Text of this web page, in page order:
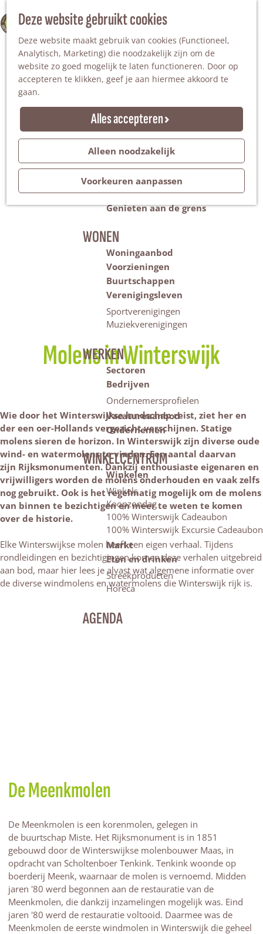
Deze website gebruikt cookies
Deze website maakt gebruik van cookies (Functioneel,
Analytisch, Marketing) die noodzakelijk zijn om de
website zo goed mogelijk te laten functioneren. Door op
accepteren te klikken, geef je aan hiermee akkoord te
gaan.
Alles accepteren
Alleen noodzakelijk
Voorkeuren aanpassen
100% WINTERSWIJK
Z
o
e
k
e
n
M
e
n
u
Natuurgebieden
Steengroeve
Tuinen en parken
Recreatieplas Het Hilgelo
Overnachten
Campings & vakantieparken
Vakantiehuizen
Groepsaccommodaties
Hotels
Evenementen
Restantendag
Volksfeest & Bloemencorso
Promotie evenementen
Genieten aan de grens
WONEN
Woningaanbod
Voorzieningen
Buurtschappen
Verenigingsleven
Sportverenigingen
Muziekverenigingen
WERKEN
Sectoren
Bedrijven
Ondernemersprofielen
Vacatureaanbod
Ondernemen
WINKELCENTRUM
Winkelen
Winkels
Koopzondag
100% Winterswijk Cadeaubon
100% Winterswijk Excursie Cadeaubon
Markt
Eten en drinken
Streekproducten
Horeca
AGENDA
Molens in Winterswijk
Wie door het Winterswijkse landschap reist, ziet her en
der een oer-Hollands vergezicht verschijnen. Statige
molens sieren de horizon. In Winterswijk zijn diverse oude
wind- en watermolens te vinden. Een aantal daarvan
zijn Rijksmonumenten. Dankzij enthousiaste eigenaren en
vrijwilligers worden de molens onderhouden en vaak zelfs
nog gebruikt. Ook is het regelmatig mogelijk om de molens
van binnen te bezichtigen en meer te weten te komen
over de historie.
Elke Winterswijkse molen heeft een eigen verhaal. Tijdens
rondleidingen en bezichtigingen komen deze verhalen uitgebreid
aan bod, maar hier lees je alvast wat algemene informatie over
de diverse windmolens en watermolens die Winterswijk rijk is.
De Meenkmolen
De Meenkmolen is een korenmolen, gelegen in
de buurtschap Miste. Het Rijksmonument is in 1851
gebouwd door de Winterswijkse molenbouwer Maas, in
opdracht van Scholtenboer Tenkink. Tenkink woonde op
boerderij Meenk, waarnaar de molen is vernoemd. Midden
jaren '80 werd begonnen aan de restauratie van de
Meenkmolen, die dankzij inzamelingen mogelijk was. Eind
jaren '80 werd de restauratie voltooid. Daarmee was de
Meenkmolen de eerste windmolen in Winterswijk die geheel